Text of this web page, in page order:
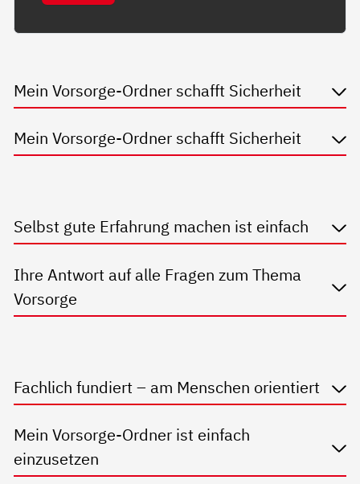
Mein Vorsorge-Ordner schafft Sicherheit
Mein Vorsorge-Ordner schafft Sicherheit
Selbst gute Erfahrung machen ist einfach
Ihre Antwort auf alle Fragen zum Thema
Vorsorge
Fachlich fundiert – am Menschen orientiert
Mein Vorsorge-Ordner ist einfach
einzusetzen